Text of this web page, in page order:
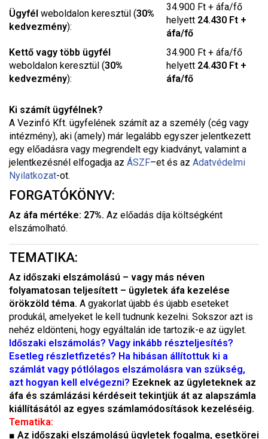
Ügyfél weboldalon keresztül (30%
kedvezmény):
34.900 Ft + áfa/fő
helyett 24.430 Ft +
áfa/fő
Kettő vagy több ügyfél
weboldalon keresztül (30%
kedvezmény):
34.900 Ft + áfa/fő
helyett 24.430 Ft +
áfa/fő
Ki számít ügyfélnek?
A Vezinfó Kft. ügyfelének számít az a személy (cég vagy
intézmény), aki (amely) már legalább egyszer jelentkezett
egy előadásra vagy megrendelt egy kiadványt, valamint a
jelentkezésnél elfogadja az ÁSZF–et és az Adatvédelmi
Nyilatkozat-ot.
FORGATÓKÖNYV:
Az áfa mértéke: 27%. Az előadás díja költségként
elszámolható.
TEMATIKA:
Az időszaki elszámolású – vagy más néven
folyamatosan teljesített – ügyletek áfa kezelése
örökzöld téma. A gyakorlat újabb és újabb eseteket
produkál, amelyeket le kell tudnunk kezelni. Sokszor azt is
nehéz eldönteni, hogy egyáltalán ide tartozik-e az ügylet.
Időszaki elszámolás? Vagy inkább részteljesítés?
Esetleg részletfizetés? Ha hibásan állítottuk ki a
számlát vagy pótlólagos elszámolásra van szükség,
azt hogyan kell elvégezni? Ezeknek az ügyleteknek az
áfa és számlázási kérdéseit tekintjük át az alapszámla
kiállításától az egyes számlamódosítások kezeléséig.
Tematika:
■ Az időszaki elszámolású ügyletek fogalma, esetkörei